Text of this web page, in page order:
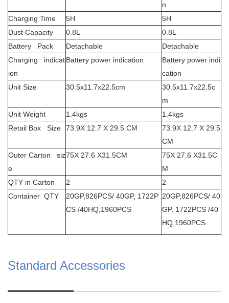
n
Charging Time
5H
5H
Dust Capacity
0.8L
0.8L
Battery Pack
Detachable
Detachable
Charging indicat
ion
Battery power indication
Battery power indi
cation
Unit Size
30.5x11.7x22.5cm
30.5x11.7x22.5c
m
Unit Weight
1.4kgs
1.4kgs
Retail Box Size
73.9X 12.7 X 29.5 CM
73.9X 12.7 X 29.5
CM
Outer Carton siz
e
75X 27.6 X31.5CM
75X 27.6 X31.5C
M
QTY in Carton
2
2
Container QTY
20GP,826PCS/ 40GP, 1722P
CS /40HQ,1960PCS
20GP,826PCS/ 40
GP, 1722PCS /40
HQ,1960PCS
Standard Accessories